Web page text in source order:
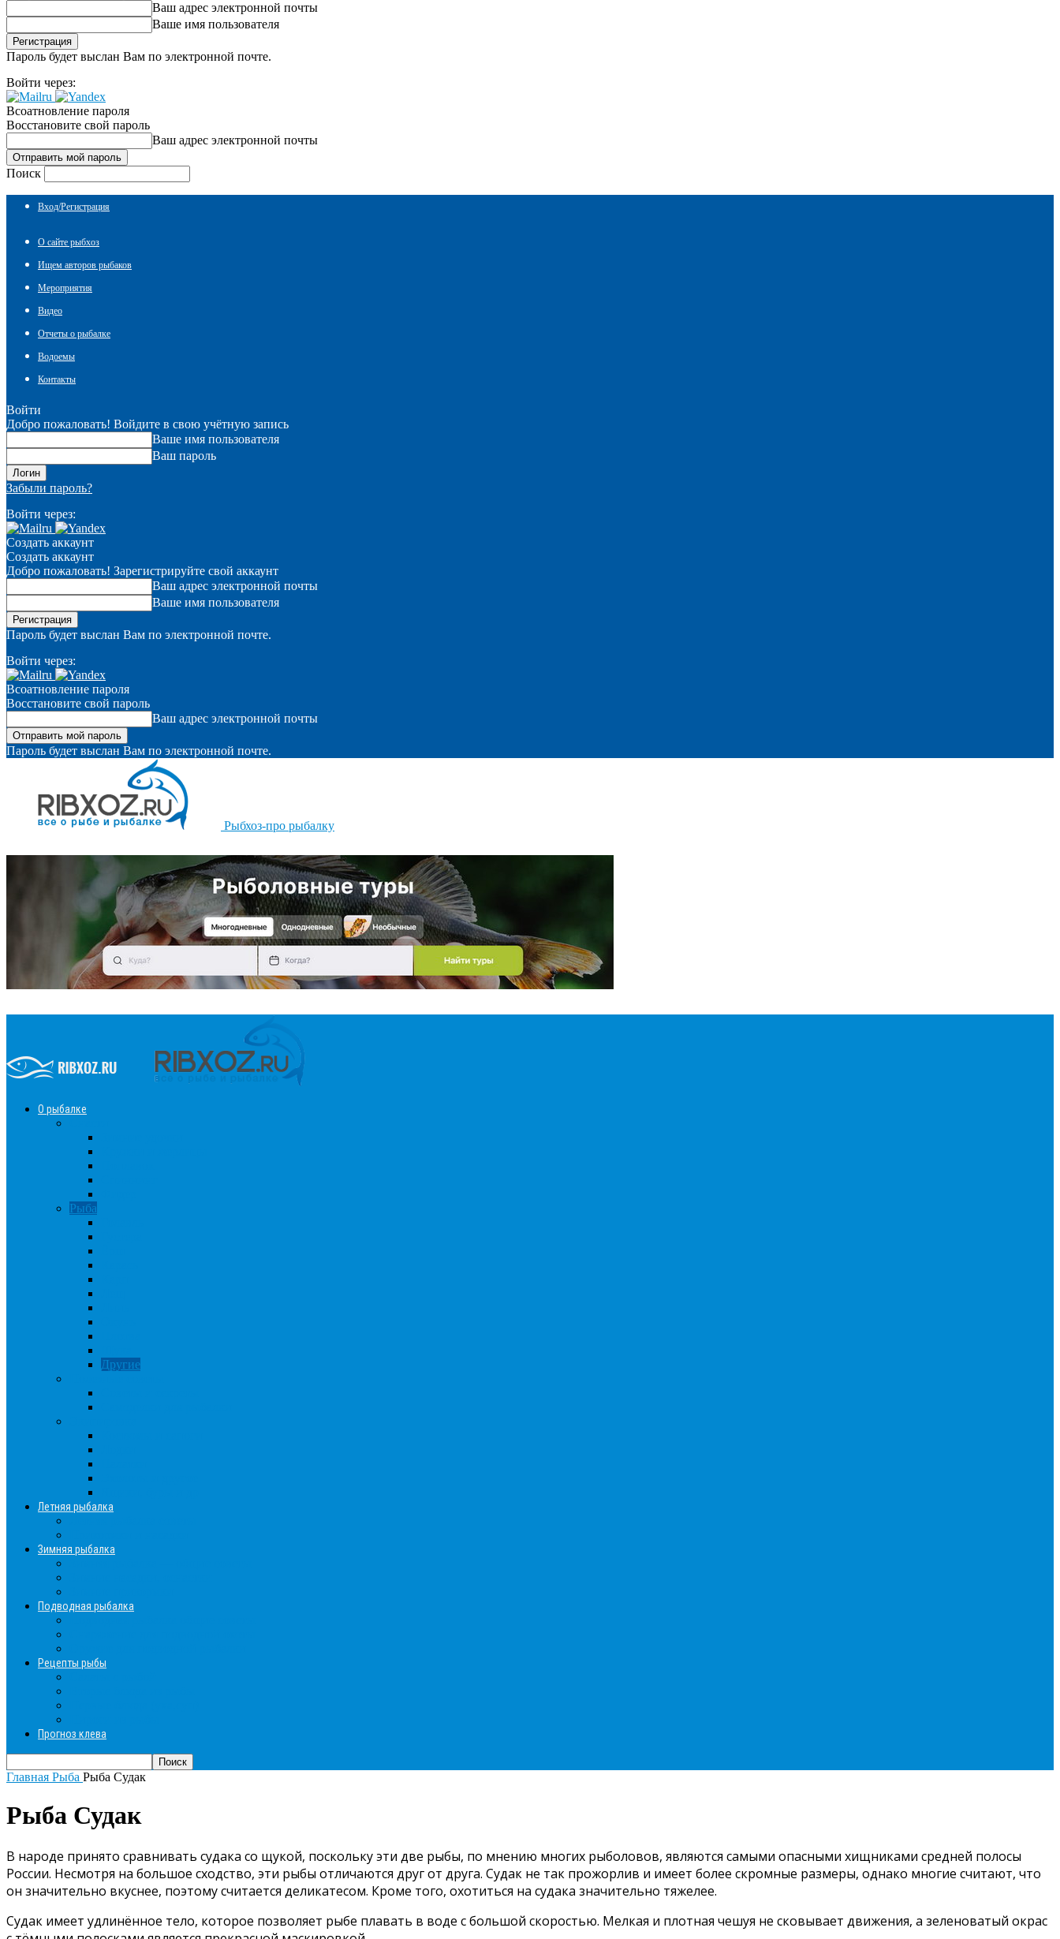
Ваш адрес электронной почты
Ваше имя пользователя
Пароль будет выслан Вам по электронной почте.
Войти через:
Всоатновление пароля
Восстановите свой пароль
Ваш адрес электронной почты
Поиск
Вход/Регистрация
О сайте рыбхоз
Ищем авторов рыбаков
Мероприятия
Видео
Отчеты о рыбалке
Водоемы
Контакты
Войти
Добро пожаловать! Войдите в свою учётную запись
Ваше имя пользователя
Ваш пароль
Забыли пароль?
Войти через:
Создать аккаунт
Создать аккаунт
Добро пожаловать! Зарегистрируйте свой аккаунт
Ваш адрес электронной почты
Ваше имя пользователя
Пароль будет выслан Вам по электронной почте.
Войти через:
Всоатновление пароля
Восстановите свой пароль
Ваш адрес электронной почты
Пароль будет выслан Вам по электронной почте.
Рыбхоз-про рыбалку
О рыбалке
Рыба
Другие
Летняя рыбалка
Зимняя рыбалка
Подводная рыбалка
Рецепты рыбы
Прогноз клева
Главная Рыба Рыба Судак
Рыба Судак
В народе принято сравнивать судака со щукой, поскольку эти две рыбы, по мнению многих рыболовов, являются самыми опасными хищниками средней полосы
России. Несмотря на большое сходство, эти рыбы отличаются друг от друга. Судак не так прожорлив и имеет более скромные размеры, однако многие считают, что
он значительно вкуснее, поэтому считается деликатесом. Кроме того, охотиться на судака значительно тяжелее.
Судак имеет удлинённое тело, которое позволяет рыбе плавать в воде с большой скоростью. Мелкая и плотная чешуя не сковывает движения, а зеленоватый окрас